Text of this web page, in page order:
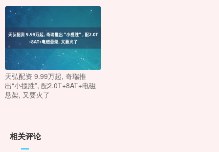
天弘配资 9.99万起, 奇瑞推
出“小揽胜”, 配2.0T+8AT+电磁
悬架, 又要火了
相关评论